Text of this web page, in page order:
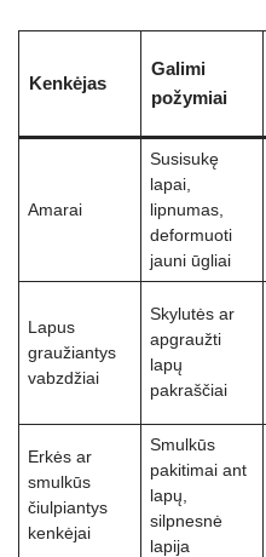
Kenkėjas
Galimi
požymiai
Amarai
Susisukę
lapai,
lipnumas,
deformuoti
jauni ūgliai
Lapus
graužiantys
vabzdžiai
Skylutės ar
apgraužti
lapų
pakraščiai
Erkės ar
smulkūs
čiulpiantys
kenkėjai
Smulkūs
pakitimai ant
lapų,
silpnesnė
lapija